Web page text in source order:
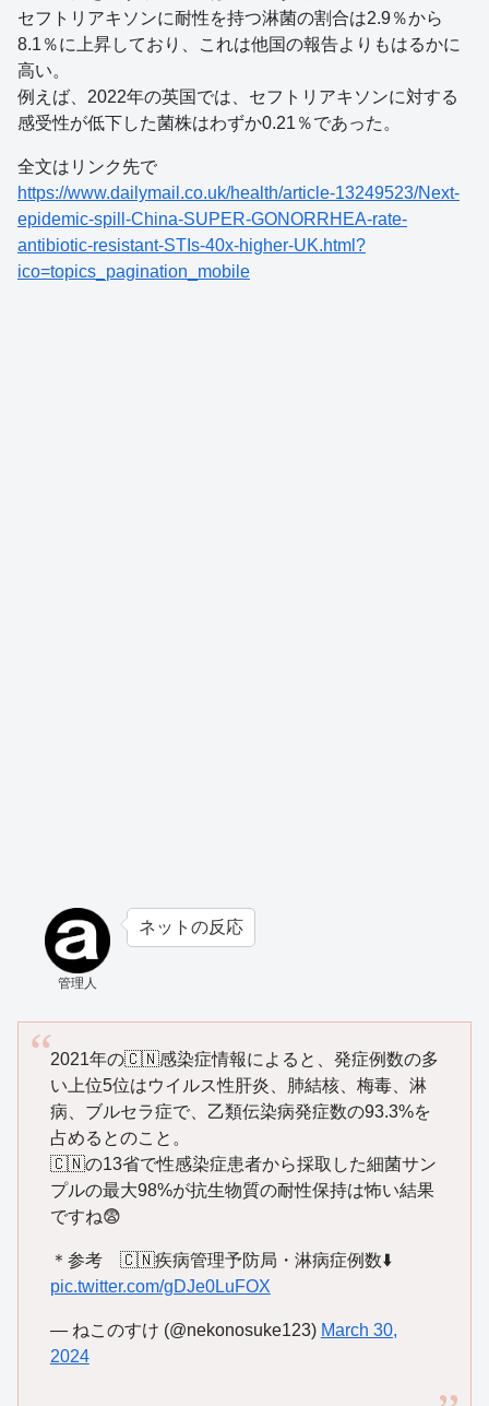
セフトリアキソンに耐性を持つ淋菌の割合は2.9％から
8.1％に上昇しており、これは他国の報告よりもはるかに
高い。
例えば、2022年の英国では、セフトリアキソンに対する
感受性が低下した菌株はわずか0.21％であった。
全文はリンク先で
https://www.dailymail.co.uk/health/article-13249523/Next-
epidemic-spill-China-SUPER-GONORRHEA-rate-
antibiotic-resistant-STIs-40x-higher-UK.html?
ico=topics_pagination_mobile
管理人
ネットの反応
2021年の🇨🇳感染症情報によると、発症例数の多
い上位5位はウイルス性肝炎、肺結核、梅毒、淋
病、ブルセラ症で、乙類伝染病発症数の93.3%を
占めるとのこと。
🇨🇳の13省で性感染症患者から採取した細菌サン
プルの最大98%が抗生物質の耐性保持は怖い結果
ですね😨
＊参考 🇨🇳疾病管理予防局・淋病症例数⬇️
pic.twitter.com/gDJe0LuFOX
— ねこのすけ (@nekonosuke123) March 30,
2024